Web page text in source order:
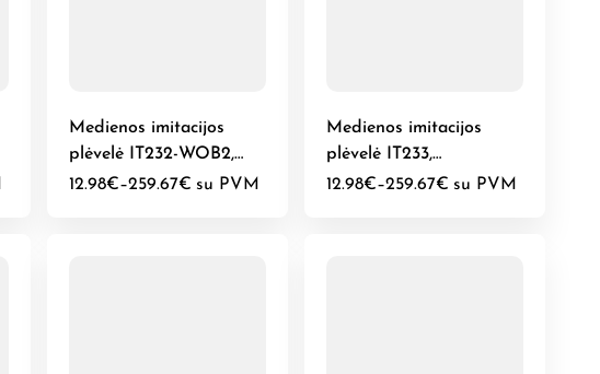
Medienos imitacijos
plėvelė IT232-WOB2,
Ąžuolas
12.98€–259.67€ su PVM
Medienos imitacijos
plėvelė IT233,
antikvarinis medis
12.98€–259.67€ su PVM